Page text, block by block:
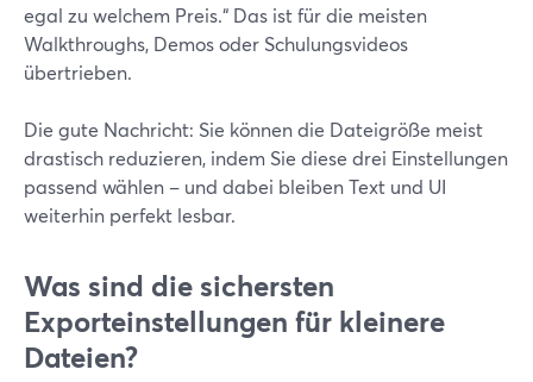
egal zu welchem Preis.“ Das ist für die meisten
Walkthroughs, Demos oder Schulungsvideos
übertrieben.
Die gute Nachricht: Sie können die Dateigröße meist
drastisch reduzieren, indem Sie diese drei Einstellungen
passend wählen – und dabei bleiben Text und UI
weiterhin perfekt lesbar.
Was sind die sichersten
Exporteinstellungen für kleinere
Dateien?